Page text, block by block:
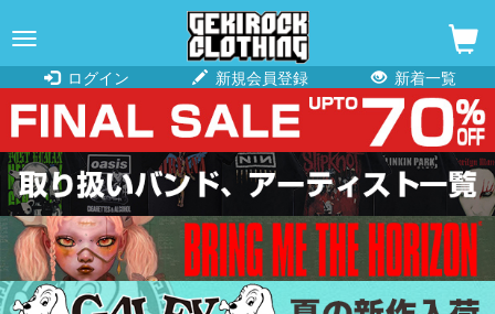
navigation
ログイン
新規会員登録 新着一覧